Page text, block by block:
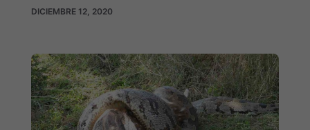
DICIEMBRE 12, 2020